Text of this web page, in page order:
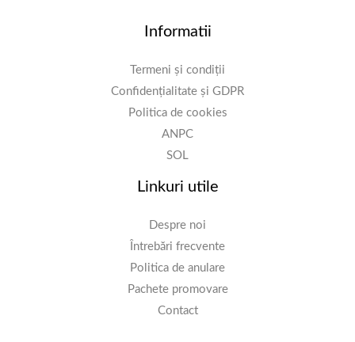
Informatii
Termeni și condiții
Confidențialitate și GDPR
Politica de cookies
ANPC
SOL
Linkuri utile
Despre noi
Întrebări frecvente
Politica de anulare
Pachete promovare
Contact